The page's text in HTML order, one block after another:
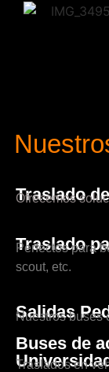
Traslado
Ofrecemos
Traslado
Perfectos para
scout, etc.
Salidas
Nuestros buses
Buses de
Traslados en